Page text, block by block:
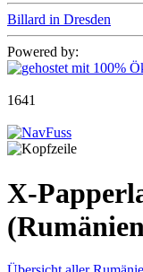
Billard in Dresden
Powered by:
1641
X-